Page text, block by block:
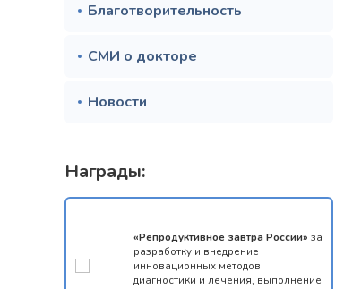
Благотворительность
СМИ о докторе
Новости
Награды:
«Репродуктивное завтра России» за
разработку и внедрение
инновационных методов
диагностики и лечения, выполнение